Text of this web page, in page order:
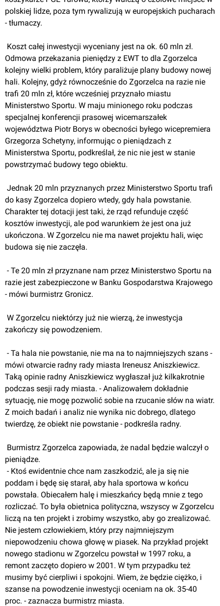
polskiej lidze, poza tym rywalizują w europejskich pucharach
- tłumaczy.
Odmowa przekazania pieniędzy z EWT to dla Zgorzelca
kolejny wielki problem, który paraliżuje plany budowy nowej
hali. Kolejny, gdyż równocześnie do Zgorzelca na razie nie
trafi 20 mln zł, które wcześniej przyznało miastu
Ministerstwo Sportu. W maju minionego roku podczas
specjalnej konferencji prasowej wicemarszałek
województwa Piotr Borys w obecności byłego wicepremiera
Grzegorza Schetyny, informując o pieniądzach z
Ministerstwa Sportu, podkreślał, że nic nie jest w stanie
powstrzymać budowy tego obiektu.
do kasy Zgorzelca dopiero wtedy, gdy hala powstanie.
Charakter tej dotacji jest taki, że rząd refunduje część
kosztów inwestycji, ale pod warunkiem że jest ona już
ukończona. W Zgorzelcu nie ma nawet projektu hali, więc
budowa się nie zaczęła.
razie jest zabezpieczone w Banku Gospodarstwa Krajowego
- mówi burmistrz Gronicz.
zakończy się powodzeniem.
mówi otwarcie radny rady miasta Ireneusz Aniszkiewicz.
Taką opinie radny Aniszkiewicz wygłaszał już kilkakrotnie
podczas sesji rady miasta. - Analizowałem dokładnie
sytuację, nie mogę pozwolić sobie na rzucanie słów na wiatr.
Z moich badań i analiz nie wynika nic dobrego, dlatego
twierdzę, że obiekt nie powstanie - podkreśla radny.
pieniądze.
poddam i będę się starał, aby hala sportowa w końcu
powstała. Obiecałem halę i mieszkańcy będą mnie z tego
rozliczać. To była obietnica polityczna, wszyscy w Zgorzelcu
liczą na ten projekt i zrobimy wszystko, aby go zrealizować.
Nie jestem człowiekiem, który przy najmniejszym
niepowodzeniu chowa głowę w piasek. Na przykład projekt
nowego stadionu w Zgorzelcu powstał w 1997 roku, a
remont zaczęto dopiero w 2001. W tym przypadku też
musimy być cierpliwi i spokojni. Wiem, że będzie ciężko, i
szanse na powodzenie inwestycji oceniam na ok. 35-40
proc. - zaznacza burmistrz miasta.